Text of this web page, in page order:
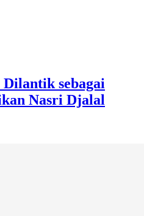
sebagai
Nasri Djalal